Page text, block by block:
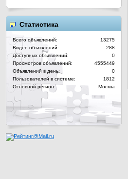
Статистика
Всего объявлений:
13275
Видео объявлений:
288
Доступных объявлений:
0
Просмотров объявлений:
4555449
Объявлений в день:
0
Пользователей в системе:
1812
Основной регион:
Москва